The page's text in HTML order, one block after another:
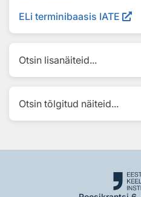
ELi terminibaasis IATE
Otsin lisanäiteid...
Otsin tõlgitud näiteid...